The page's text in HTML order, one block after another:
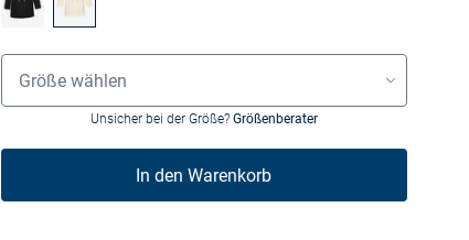
Größenauswahl
Größe wählen
Unsicher bei der Größe? Größenberater
In den Warenkorb